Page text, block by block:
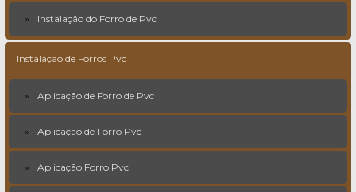
Instalação do Forro de Pvc
Instalação de Forros Pvc
Aplicação de Forro de Pvc
Aplicação de Forro Pvc
Aplicação Forro Pvc